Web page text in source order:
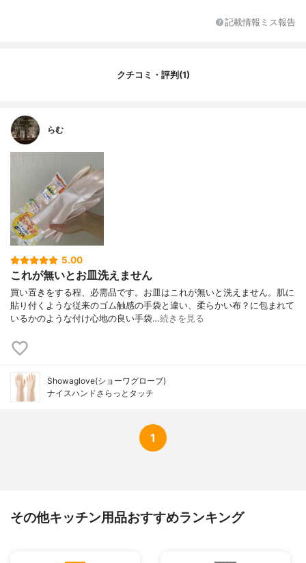
パールピンク・パールグリーン記載情報ミス報告
クチコミ・評判(1)
らむ
5.00
これが無いとお皿洗えません
買い置きをする程、必需品です。お皿はこれが無いと洗えません。肌に
貼り付くような従来のゴム触感の手袋と違い、柔らかい布？に包まれて
いるかのような付け心地の良い手袋…続きを見る
Showaglove(ショーワグローブ)
ナイスハンドさらっとタッチ
1
その他キッチン用品おすすめランキング